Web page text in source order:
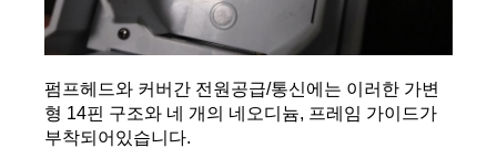
펌프헤드와 커버간 전원공급/통신에는 이러한 가변
형 14핀 구조와 네 개의 네오디늄, 프레임 가이드가
부착되어있습니다.